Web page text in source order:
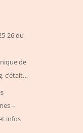
26 du
de
c’était…
–
infos